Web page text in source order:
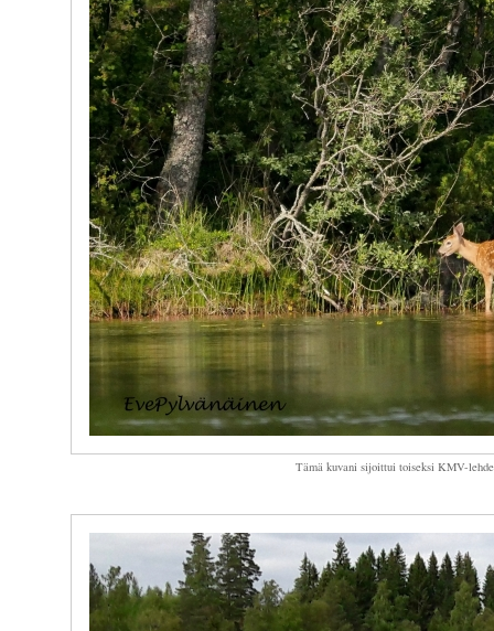
Tämä kuvani sijoittui toiseksi KMV-